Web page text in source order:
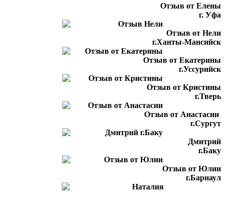
Отзыв от Елены
г. Уфа
Отзыв от Нели
г.Ханты-Мансийск
Отзыв от Екатерины
г.Уссурийск
Отзыв от Кристины
г.Тверь
Отзыв от Анастасии
г.Сургут
Дмитрий
г.Баку
Отзыв от Юлии
г.Барнаул